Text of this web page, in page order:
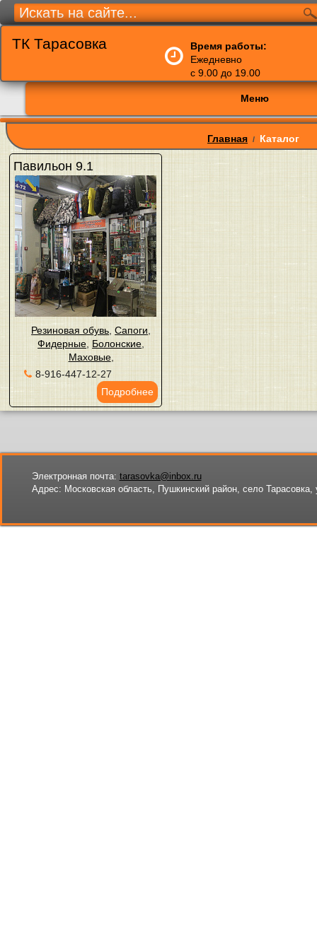
ТК Тарасовка
Время работы:
Ежедневно
с 9.00 до 19.00
Меню
Главная / Каталог
Павильон 9.1
Резиновая обувь ,Сапоги
Фидерные Болонские
Маховые,
8-916-447-12-27
Подробнее
Электронная почта: tarasovka@inbox.ru
Адрес: Московская область, Пушкинский район, село